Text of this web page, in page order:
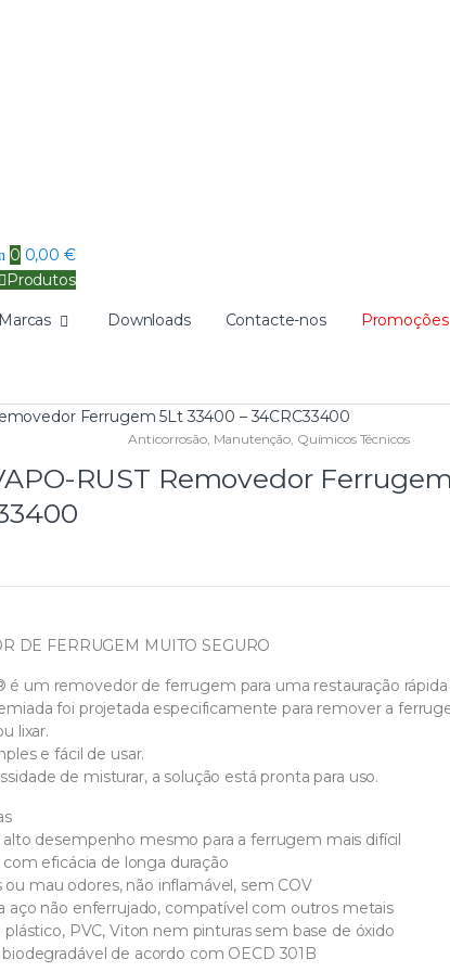
0 0,00 €
Produtos
Marcas Downloads Contacte-nos Promoções
Ferrugem 5Lt 33400 – 34CRC33400
Anticorrosão, Manutenção Químicos Técnicos
RUST Removedor
DE FERRUGEM MUITO SEGURO
é um removedor de ferrugem para uma restauração
foi projetada especificamente para remover a
lixar.
e fácil de usar.
de misturar, a solução está pronta para uso.
alto desempenho mesmo para a ferrugem mais difícil
com eficácia de longa duração
ou mau odores, não inflamável, sem COV
aço não enferrujado, compatível com outros metais
plástico, PVC, Viton nem pinturas sem base de óxido
de acordo com OECD 301B